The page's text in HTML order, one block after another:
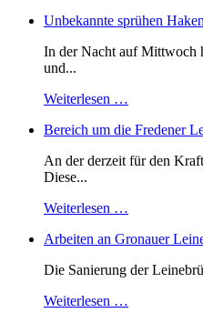
Unbekannte sprühen
In der Nacht auf Mittwoch
und...
Weiterlesen …
Bereich um die Fredener
An der derzeit für den
Diese...
Weiterlesen …
Arbeiten an Gronauer
Die Sanierung der
Weiterlesen …